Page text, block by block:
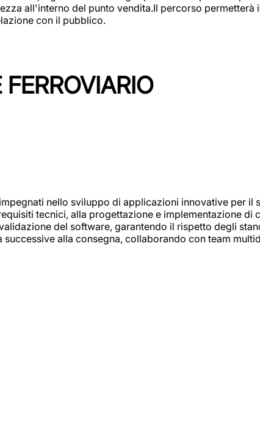
all'interno del punto vendita.Il percorso permetterà
con il pubblico.
nello sviluppo di applicazioni innovative per
tecnici, alla progettazione e implementazione di
del software, garantendo il rispetto degli
alla consegna, collaborando con team